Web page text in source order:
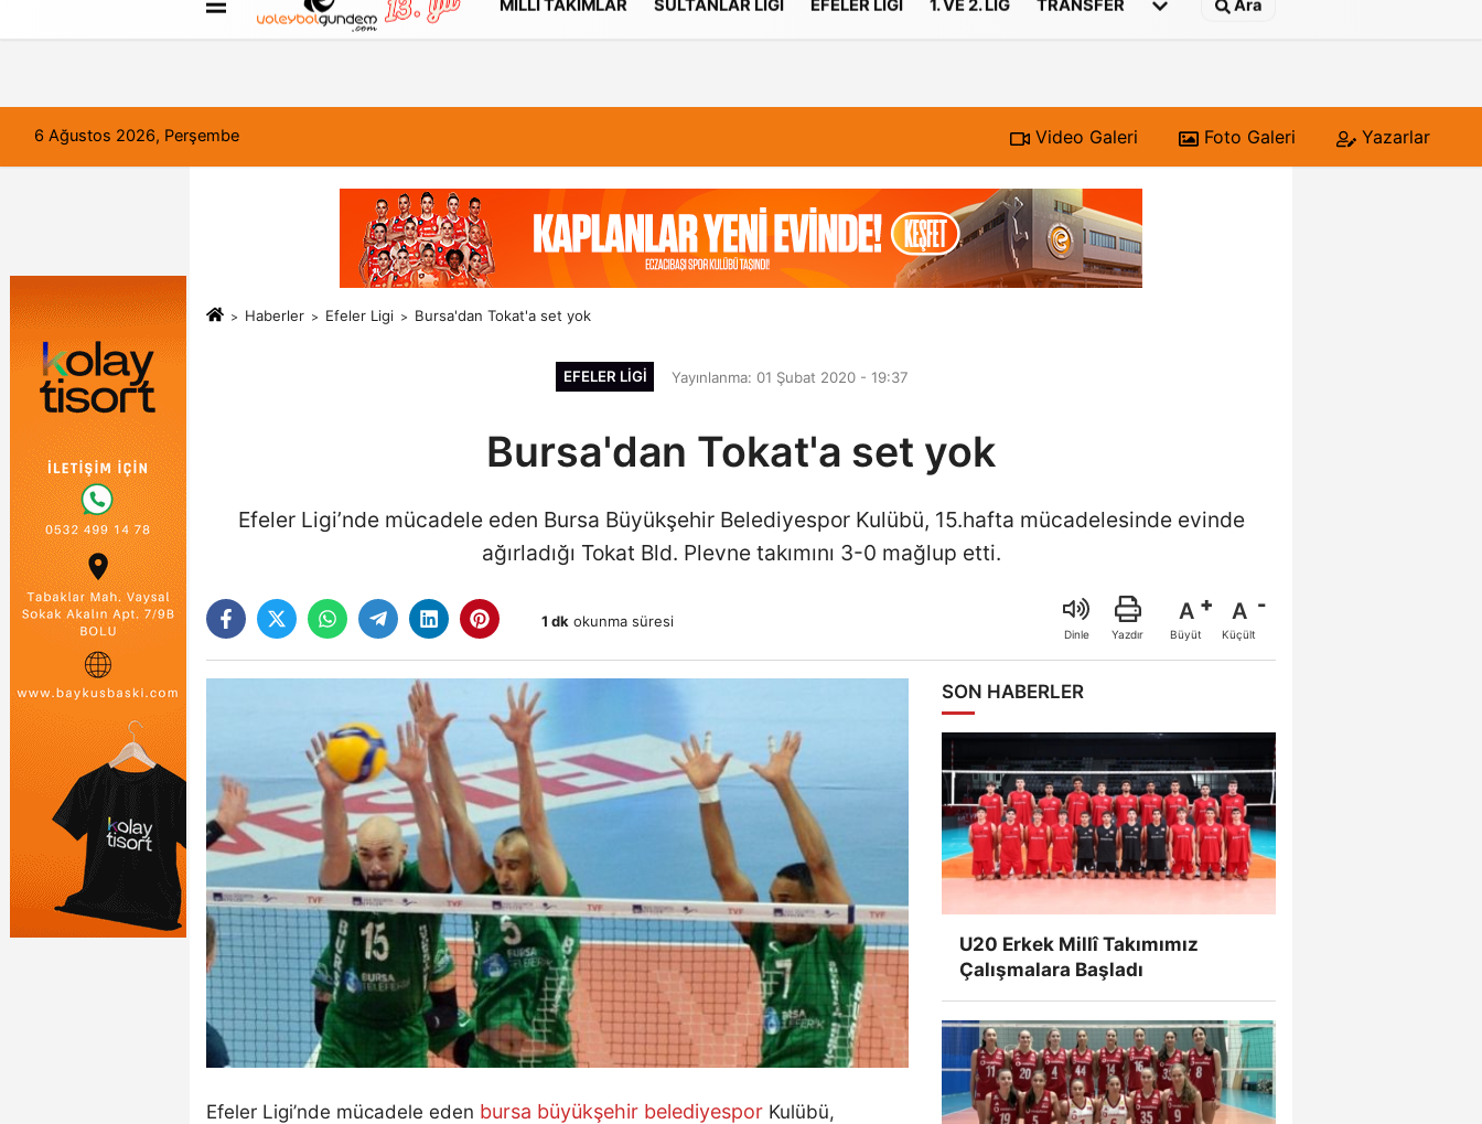
FORUM Haber Gönder Künye
MILLI TAKIMLAR SULTANLAR LIGI EFELER LIGI 1. VE 2. LIG TRANSFER Ara
6 Ağustos 2026, Perşembe Video Galeri Foto Galeri Yazarlar
Haberler Efeler Ligi Bursa'dan Tokat'a set yok
EFELER LIGI Yayınlanma: 01 Şubat 2020 - 19:37
Bursa'dan Tokat'a set yok
Efeler Ligi’nde mücadele eden Bursa Büyükşehir Belediyespor Kulübü, 15.hafta mücadelesinde evinde
ağırladığı Tokat Bld. Plevne takımını 3-0 mağlup etti.
1 dk okunma süresi
Dinle Yazdır
A
Büyüt
A
Küçült
Efeler Ligi’nde mücadele eden bursa büyükşehir belediyespor Kulübü,
SON HABERLER
U20 Erkek Millî Takımımız
Çalışmalara Başladı